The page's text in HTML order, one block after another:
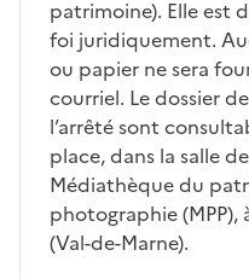
patrimoine). Elle est
foi juridiquement.
ou papier ne sera
courriel. Le dossier
l’arrêté sont
place, dans la salle
Médiathèque du
photographie (MPP),
(Val-de-Marne).